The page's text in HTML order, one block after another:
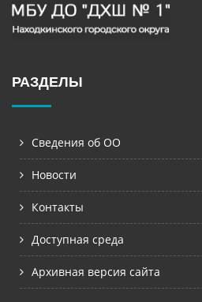
РАЗДЕЛЫ
Сведения об ОО
Новости
Контакты
Доступная среда
Архивная версия сайта